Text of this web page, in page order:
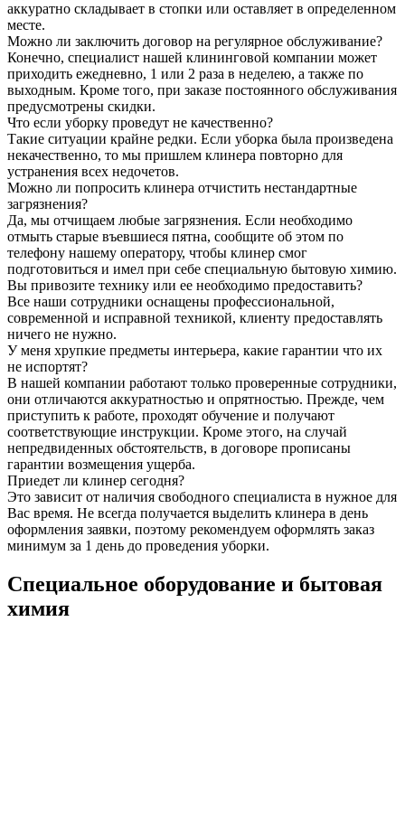
аккуратно складывает в стопки или оставляет в определенном
месте.
Можно ли заключить договор на регулярное обслуживание?
Конечно, специалист нашей клининговой компании может
приходить ежедневно, 1 или 2 раза в неделею, а также по
выходным. Кроме того, при заказе постоянного обслуживания
предусмотрены скидки.
Что если уборку проведут не качественно?
Такие ситуации крайне редки. Если уборка была произведена
некачественно, то мы пришлем клинера повторно для
устранения всех недочетов.
Можно ли попросить клинера отчистить нестандартные
загрязнения?
Да, мы отчищаем любые загрязнения. Если необходимо
отмыть старые въевшиеся пятна, сообщите об этом по
телефону нашему оператору, чтобы клинер смог
подготовиться и имел при себе специальную бытовую химию.
Вы привозите технику или ее необходимо предоставить?
Все наши сотрудники оснащены профессиональной,
современной и исправной техникой, клиенту предоставлять
ничего не нужно.
У меня хрупкие предметы интерьера, какие гарантии что их
не испортят?
В нашей компании работают только проверенные сотрудники,
они отличаются аккуратностью и опрятностью. Прежде, чем
приступить к работе, проходят обучение и получают
соответствующие инструкции. Кроме этого, на случай
непредвиденных обстоятельств, в договоре прописаны
гарантии возмещения ущерба.
Приедет ли клинер сегодня?
Это зависит от наличия свободного специалиста в нужное для
Вас время. Не всегда получается выделить клинера в день
оформления заявки, поэтому рекомендуем оформлять заказ
минимум за 1 день до проведения уборки.
Специальное оборудование и бытовая
химия